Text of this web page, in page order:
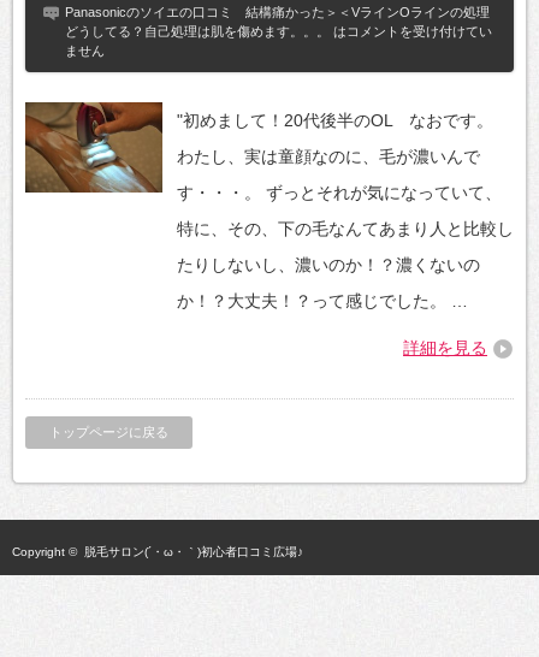
Panasonicのソイエの口コミ 結構痛かった＞＜VラインOラインの処理
どうしてる？自己処理は肌を傷めます。。。 は コメントを受け付けてい
ません
"初めまして！20代後半のOL なおです。
わたし、実は童顔なのに、毛が濃いんで
す・・・。 ずっとそれが気になっていて、
特に、その、下の毛なんてあまり人と比較し
たりしないし、濃いのか！？濃くないの
か！？大丈夫！？って感じでした。 …
詳細を見る
トップページに戻る
Copyright © 脱毛サロン(´・ω・｀)初心者口コミ広場♪